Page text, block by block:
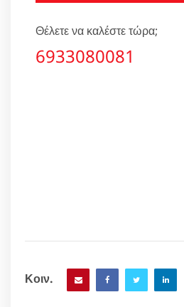
Θέλετε να καλέστε τώρα;
6933080081
Κοιν.